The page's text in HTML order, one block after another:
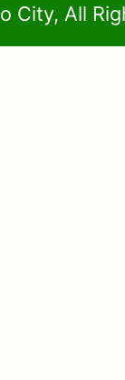
City, All